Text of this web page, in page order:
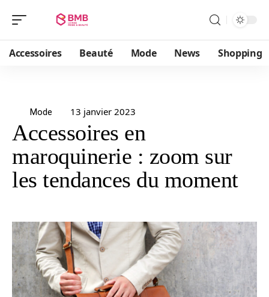
Accessoires Beauté Mode News Shopping
Mode 13 janvier 2023
Accessoires en
maroquinerie : zoom sur
les tendances du moment